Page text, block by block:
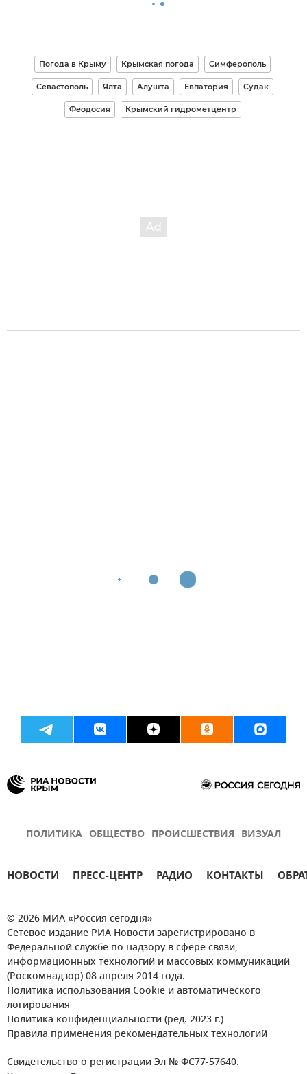
Погода в Крыму Крымская погода Симферополь
Севастополь Ялта Алушта Евпатория Судак
Феодосия Крымский гидрометцентр
ПОЛИТИКА ОБЩЕСТВО ПРОИСШЕСТВИЯ ВИЗУАЛ
НОВОСТИ ПРЕСС-ЦЕНТР РАДИО КОНТАКТЫ
© 2026 МИА «Россия сегодня»
Сетевое издание РИА Новости зарегистрировано в
Федеральной службе по надзору в сфере связи,
информационных технологий и массовых коммуникаций
(Роскомнадзор) 08 апреля 2014 года.
Политика использования Cookie и автоматического
логирования
Политика конфиденциальности (ред. 2023 г.)
Правила применения рекомендательных технологий
Свидетельство о регистрации Эл № ФС77-57640.